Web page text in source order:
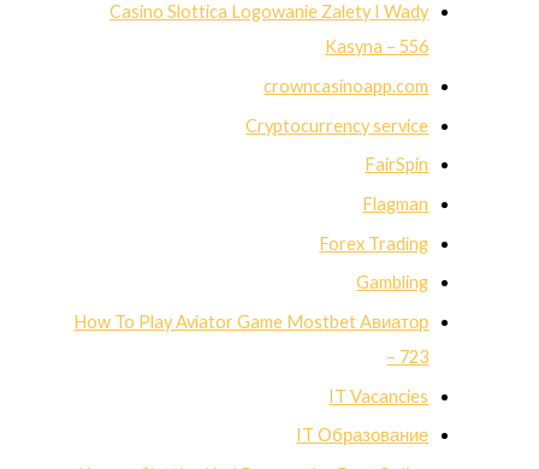
Casino Slottica Logowanie Zalety I Wady
Kasyna – 556
crowncasinoapp.com
Cryptocurrency service
FairSpin
Flagman
Forex Trading
Gambling
How To Play Aviator Game Mostbet Авиатор
– 723
IT Vacancies
IT Образование